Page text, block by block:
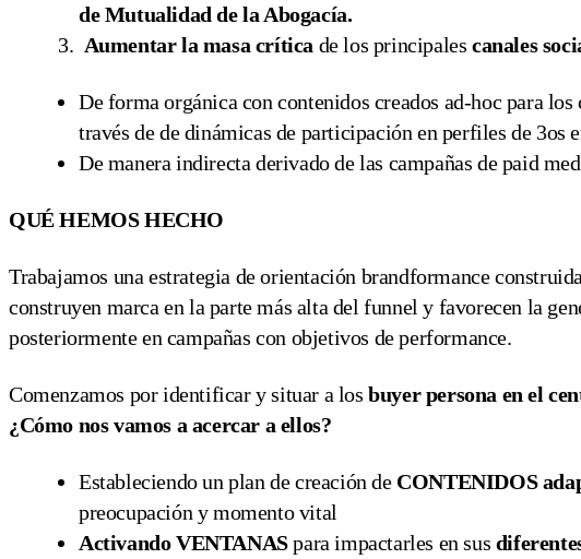
de Mutualidad de la Abogacía.
Aumentar la masa crítica de los principalescanales
De forma orgánica con contenidos creados ad-hoc para
través de de dinámicas de participación en perfiles de 3os
De manera indirecta derivado de las campañas de paid
QUÉ HEMOS HECHO
Trabajamos una estrategia de orientación brandformance
construyen marca en la parte más alta del funnel y favorecen la
posteriormente en campañas con objetivos de performance.
Comenzamos por identificar y situar a losbuyer persona en el
¿Cómo nos vamos a acercar a ellos?
Estableciendo un plan de creación de CONTENIDOS
preocupación y momento vital
Activando VENTANASpara impactarles en sus